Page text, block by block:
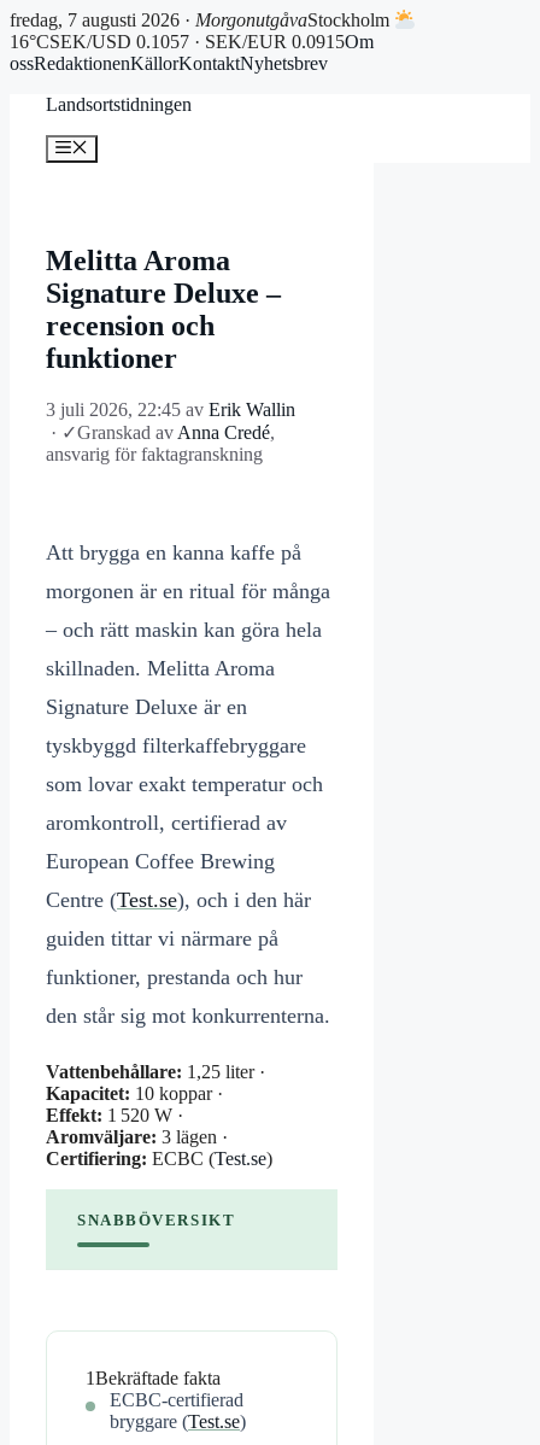
fredag, 7 augusti 2026 · MorgonutgåvaStockholm
16°CSEK/USD 0.1057 · SEK/EUR 0.0915Om
ossRedaktionenKällorKontaktNyhetsbrev
Landsortstidningen
Meny
Melitta Aroma
Signature Deluxe –
recension och
funktioner
3 juli 2026, 22:45 av Erik Wallin
· ✓Granskad av Anna Credé,
ansvarig för faktagranskning
Att brygga en kanna kaffe på
morgonen är en ritual för många
– och rätt maskin kan göra hela
skillnaden. Melitta Aroma
Signature Deluxe är en
tyskbyggd filterkaffebryggare
som lovar exakt temperatur och
aromkontroll, certifierad av
European Coffee Brewing
Centre (Test.se), och i den här
guiden tittar vi närmare på
funktioner, prestanda och hur
den står sig mot konkurrenterna.
Vattenbehållare: 1,25 liter ·
Kapacitet: 10 koppar ·
Effekt: 1 520 W ·
Aromväljare: 3 lägen ·
Certifiering: ECBC (Test.se)
SNABBÖVERSIKT
1Bekräftade fakta
ECBC-certifierad
bryggare (Test.se)